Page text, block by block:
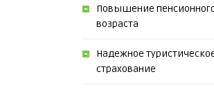
Повышение
возраста
Надежное
страхование